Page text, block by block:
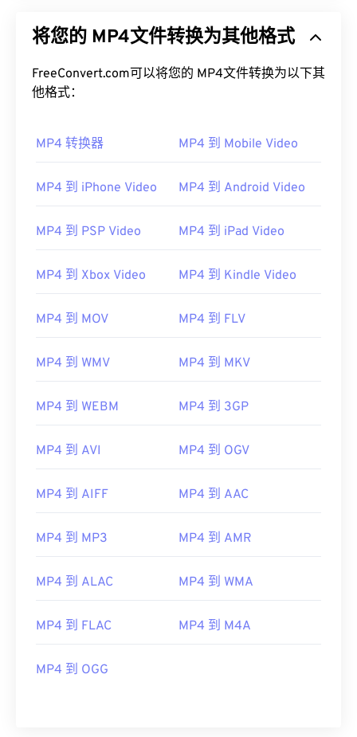
将您的 MP4文件转换为其他格式
FreeConvert.com可以将您的 MP4文件转换为以下其
他格式：
MP4 转换器 MP4 到 Mobile Video
MP4 到 iPhone Video MP4 到 Android Video
MP4 到 PSP Video MP4 到 iPad Video
MP4 到 Xbox Video MP4 到 Kindle Video
MP4 到 MOV MP4 到 FLV
MP4 到 WMV MP4 到 MKV
MP4 到 WEBM MP4 到 3GP
MP4 到 AVI MP4 到 OGV
MP4 到 AIFF MP4 到 AAC
MP4 到 MP3 MP4 到 AMR
MP4 到 ALAC MP4 到 WMA
MP4 到 FLAC MP4 到 M4A
MP4 到 OGG